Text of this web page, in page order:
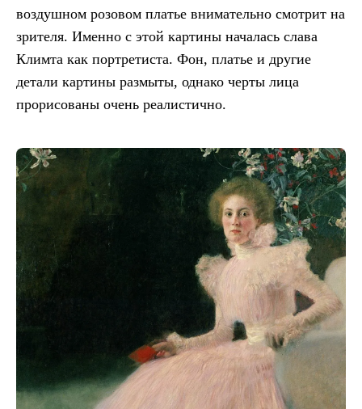
воздушном розовом платье внимательно смотрит на
зрителя. Именно с этой картины началась слава
Климта как портретиста. Фон, платье и другие
детали картины размыты, однако черты лица
прорисованы очень реалистично.